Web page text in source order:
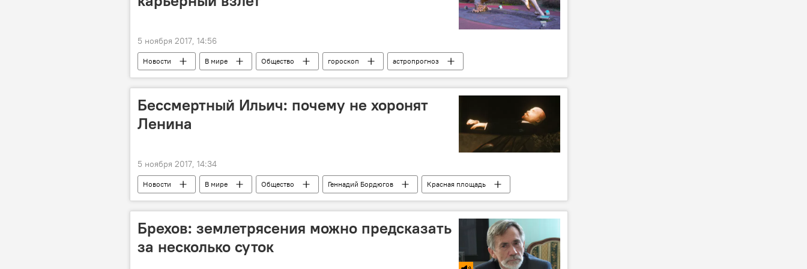
5 ноября 2017, 14:56
Новости В мире Общество гороскоп
астропрогноз
самый точный гороскоп
Бессмертный Ильич: почему не хоронят
Ленина
5 ноября 2017, 14:34
Новости В мире Общество Геннадий Бордюгов
Красная площадь
захоронение
Мавзолей Революция 1917 года Ленин
Брехов: землетрясения можно предсказать
за несколько суток